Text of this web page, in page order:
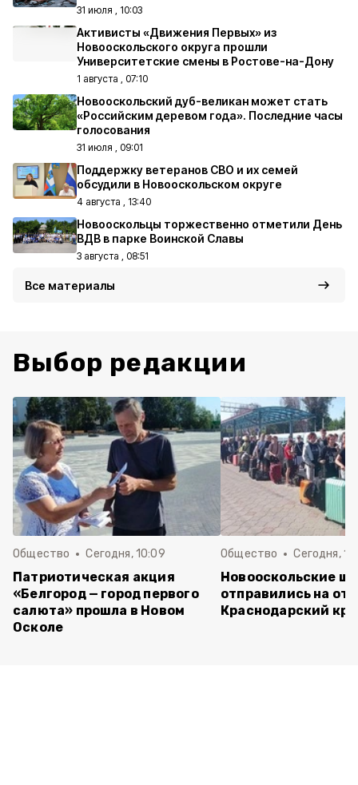
31 июля , 10:03
Активисты «Движения Первых» из
Новооскольского округа прошли
Университетские смены в Ростове-на-Дону
1 августа , 07:10
Новооскольский дуб-великан может стать
«Российским деревом года». Последние часы
голосования
31 июля , 09:01
Поддержку ветеранов СВО и их семей
обсудили в Новооскольском округе
4 августа , 13:40
Новооскольцы торжественно отметили День
ВДВ в парке Воинской Славы
3 августа , 08:51
Все материалы
Выбор редакции
Общество Сегодня, 10:09
Патриотическая акция
«Белгород — город первого
салюта» прошла в Новом
Осколе
Общество Сегодня,
Новооскольские
отправились на
Краснодарский